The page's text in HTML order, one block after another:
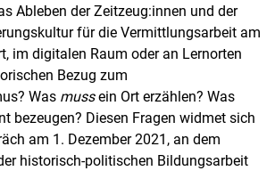
Ableben der Zeitzeug:innen und der
für die Vermittlungsarbeit am
im digitalen Raum oder an Lernorten
Bezug zum
Was mussein Ort erzählen? Was
bezeugen? Diesen Fragen widmet sich
am 1. Dezember 2021, an dem
historisch-politischen Bildungsarbeit